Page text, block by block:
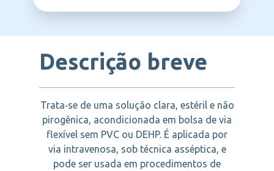
Descrição breve
Trata‑se de uma solução clara, estéril e não
pirogênica, acondicionada em bolsa de via
flexível sem PVC ou DEHP. É aplicada por
via intravenosa, sob técnica asséptica, e
pode ser usada em procedimentos de